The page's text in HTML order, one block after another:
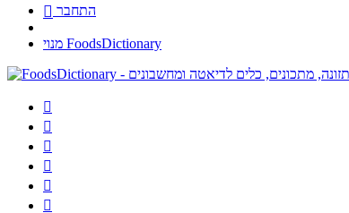
 התחבר
מנוי FoodsDictionary





